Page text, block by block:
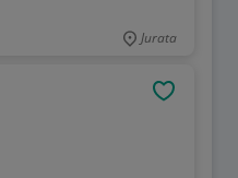
Jurata